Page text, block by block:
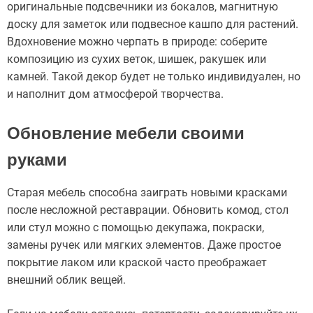
оригинальные подсвечники из бокалов, магнитную
доску для заметок или подвесное кашпо для растений.
Вдохновение можно черпать в природе: соберите
композицию из сухих веток, шишек, ракушек или
камней. Такой декор будет не только индивидуален, но
и наполнит дом атмосферой творчества.
Обновление мебели своими
руками
Старая мебель способна заиграть новыми красками
после несложной реставрации. Обновить комод, стол
или стул можно с помощью декупажа, покраски,
замены ручек или мягких элементов. Даже простое
покрытие лаком или краской часто преображает
внешний облик вещей.